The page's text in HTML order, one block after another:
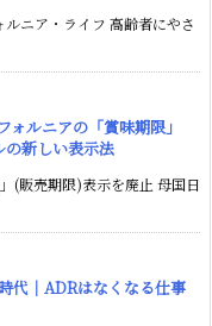
ニア・ライフ 高齢者にやさ
ルニアの「賞味期限」
の新しい表示法
(販売期限)表示を廃止 母国日
代｜ADRはなくなる仕事